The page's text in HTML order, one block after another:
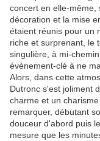
concert en elle-même,
décoration et la mise
étaient réunis pour un
riche et surprenant, le
singulière, à mi-
évènement-clé à ne
Alors, dans cette
Dutronc s'est joliment
charme et un
remarquer, débutant
douceur d'abord puis
mesure que les